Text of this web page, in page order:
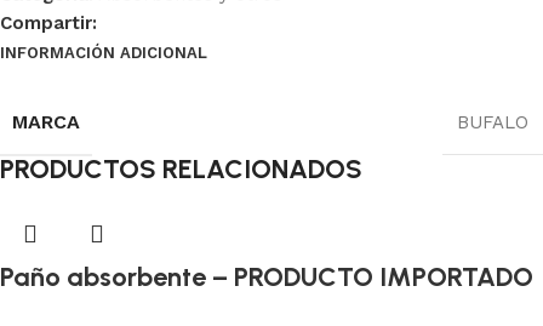
Compartir:
INFORMACIÓN ADICIONAL
MARCA BUFALO
PRODUCTOS RELACIONADOS
Paño absorbente – PRODUCTO IMPORTADO